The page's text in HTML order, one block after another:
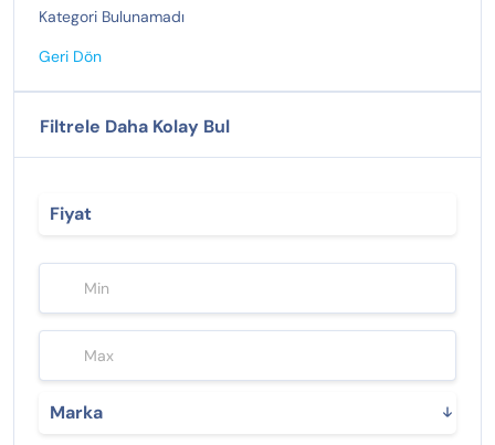
Kategori Bulunamadı
Geri Dön
Filtrele Daha Kolay Bul
Fiyat
Marka